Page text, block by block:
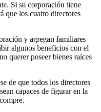
Si su corporación tiene
que los cuatro directores
y agregan familiares
algunos beneficios con el
querer poseer bienes raíces
de que todos los directores
capaces de figurar en la